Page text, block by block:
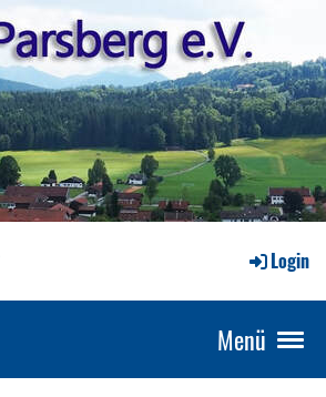
Login
Menü